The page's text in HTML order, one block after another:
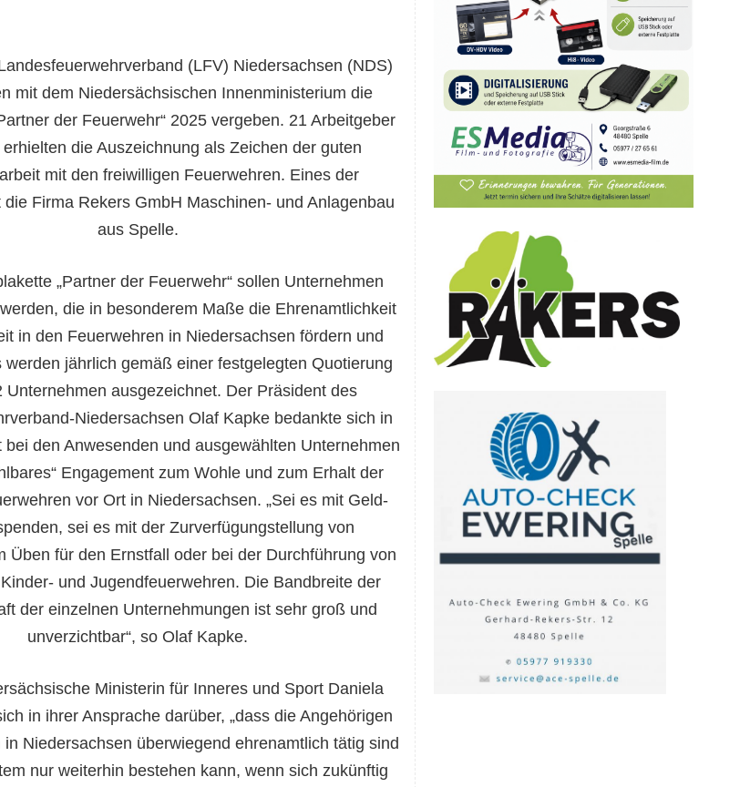
(LFV) Niedersachsen (NDS)
mit dem Niedersächsischen Innenministerium die
der Feuerwehr“ 2025 vergeben. 21 Arbeitgeber
die Auszeichnung als Zeichen der guten
mit den freiwilligen Feuerwehren. Eines der
Firma Rekers GmbH Maschinen- und Anlagenbau
aus Spelle.
„Partner der Feuerwehr“ sollen Unternehmen
die in besonderem Maße die Ehrenamtlichkeit
in den Feuerwehren in Niedersachsen fördern und
werden jährlich gemäß einer festgelegten Quotierung
Unternehmen ausgezeichnet. Der Präsident des
Niedersachsen Olaf Kapke bedankte sich in
den Anwesenden und ausgewählten Unternehmen
Engagement zum Wohle und zum Erhalt der
vor Ort in Niedersachsen. „Sei es mit Geld-
sei es mit der Zurverfügungstellung von
Üben für den Ernstfall oder bei der Durchführung von
und Jugendfeuerwehren. Die Bandbreite der
der einzelnen Unternehmungen ist sehr groß und
unverzichtbar“, so Olaf Kapke.
Ministerin für Inneres und Sport Daniela
in ihrer Ansprache darüber, „dass die Angehörigen
Niedersachsen überwiegend ehrenamtlich tätig sind
nur weiterhin bestehen kann, wenn sich zukünftig